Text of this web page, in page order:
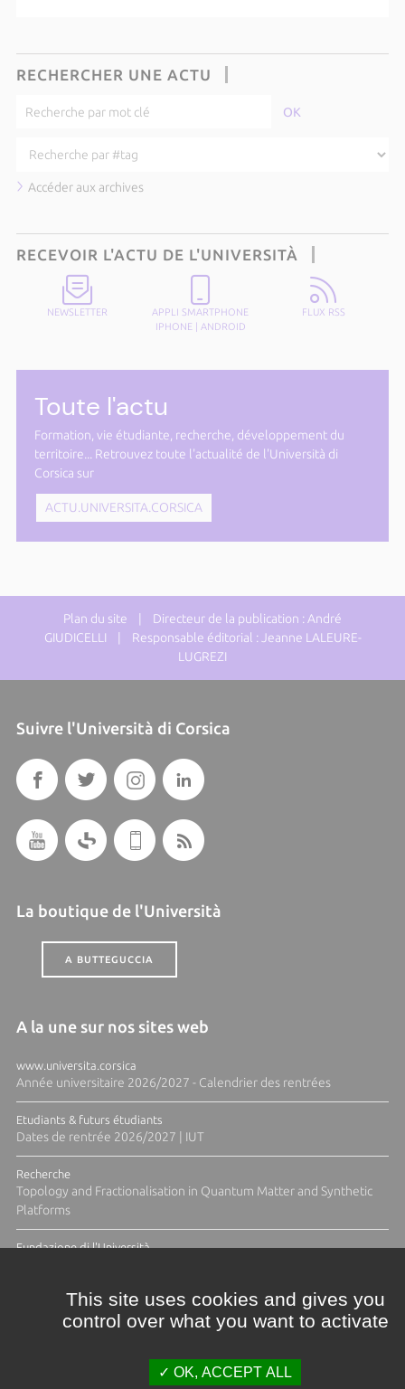
RECHERCHER UNE ACTU
Accéder aux archives
RECEVOIR L'ACTU DE L'UNIVERSITÀ
NEWSLETTER
APPLI SMARTPHONE
IPHONE
ANDROID
FLUX RSS
Toute l'actu
Formation, vie étudiante, recherche, développement du
territoire... Retrouvez toute l'actualité de l'Università di
Corsica sur
ACTU.UNIVERSITA.CORSICA
Plan du site | Directeur de la publication : André
GIUDICELLI | Responsable éditorial : Jeanne LALEURE-
LUGREZI
Suivre l'Università di Corsica
La boutique de l'Università
A BUTTEGUCCIA
A la une sur nos sites web
www.universita.corsica
Année universitaire 2026/2027 - Calendrier des rentrées
Etudiants & futurs étudiants
Dates de rentrée 2026/2027 | IUT
Recherche
Topology and Fractionalisation in Quantum Matter and Synthetic
Platforms
Fundazione di l'Università
This site uses cookies and gives you
control over what you want to activate
OK, ACCEPT ALL